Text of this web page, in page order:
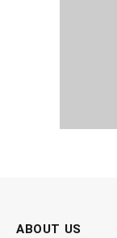
ABOUT US